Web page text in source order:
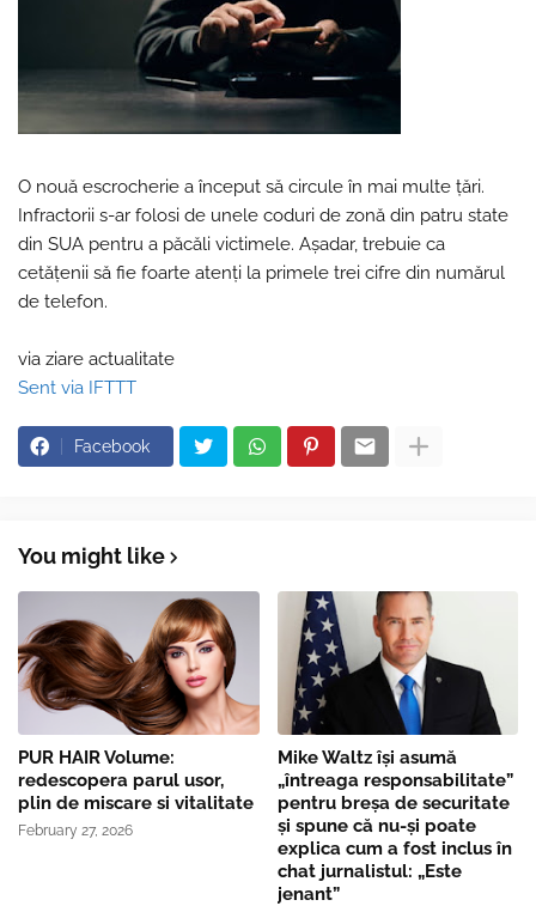
O nouă escrocherie a început să circule în mai multe țări.
Infractorii s-ar folosi de unele coduri de zonă din patru state
din SUA pentru a păcăli victimele. Așadar, trebuie ca
cetățenii să fie foarte atenți la primele trei cifre din numărul
de telefon.
via ziare actualitate
Sent via IFTTT
Facebook
You might like
PUR HAIR Volume:
redescopera parul usor,
plin de miscare si vitalitate
February 27, 2026
Mike Waltz îşi asumă
„întreaga responsabilitate”
pentru breşa de securitate
și spune că nu-și poate
explica cum a fost inclus în
chat jurnalistul: „Este
jenant”